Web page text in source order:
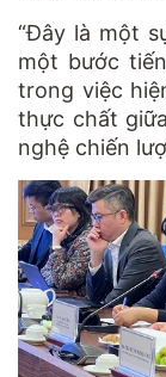
“Đây là một
một bước
trong việc
thực chất
nghệ chiến